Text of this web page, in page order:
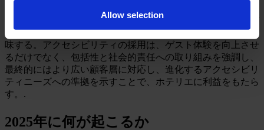
Allow selection
イルアプリ、セルフサービス端末、決済システムといったデ
ジタル提供物をアクセシビリティ基準に適合させることを意
味する。アクセシビリティの採用は、ゲスト体験を向上させ
るだけでなく、包括性と社会的責任への取り組みを強調し、
最終的にはより広い顧客層に対応し、進化するアクセシビリ
ティニーズへの準拠を示すことで、ホテリエに利益をもたら
す。.
2025年に何が起こるか